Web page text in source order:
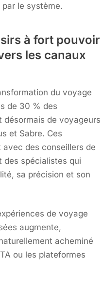
le système.
à fort pouvoir
les canaux
du voyage
de 30 % des
désormais de voyageurs
et Sabre. Ces
des conseillers de
des spécialistes qui
sa précision et son
de voyage
augmente,
acheminé
ou les plateformes